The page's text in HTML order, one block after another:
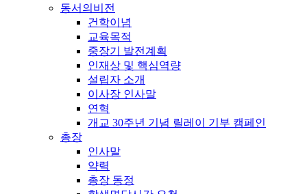
동서의비전
건학이념
교육목적
중장기 발전계획
인재상 및 핵심역량
설립자 소개
이사장 인사말
연혁
개교 30주년 기념 릴레이 기부 캠페인
총장
인사말
약력
총장 동정